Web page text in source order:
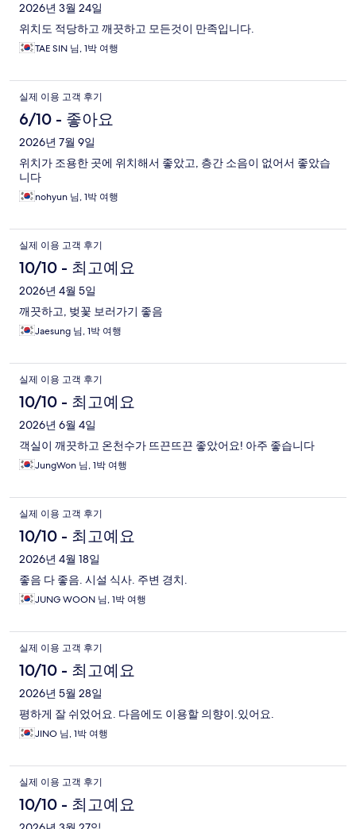
2026년 3월 24일
위치도 적당하고 깨끗하고 모든것이 만족입니다.
TAE SIN 님, 1박 여행
실제 이용 고객 후기
6/10 - 좋아요
2026년 7월 9일
위치가 조용한 곳에 위치해서 좋았고, 층간 소음이 없어서 좋았습
니다
nohyun 님, 1박 여행
실제 이용 고객 후기
10/10 - 최고예요
2026년 4월 5일
깨끗하고, 벚꽃 보러가기 좋음
Jaesung 님, 1박 여행
실제 이용 고객 후기
10/10 - 최고예요
2026년 6월 4일
객실이 깨끗하고 온천수가 뜨끈뜨끈 좋았어요! 아주 좋습니다
JungWon 님, 1박 여행
실제 이용 고객 후기
10/10 - 최고예요
2026년 4월 18일
좋음 다 좋음. 시설 식사. 주변 경치.
JUNG WOON 님, 1박 여행
실제 이용 고객 후기
10/10 - 최고예요
2026년 5월 28일
평하게 잘 쉬었어요. 다음에도 이용할 의향이.있어요.
JINO 님, 1박 여행
실제 이용 고객 후기
10/10 - 최고예요